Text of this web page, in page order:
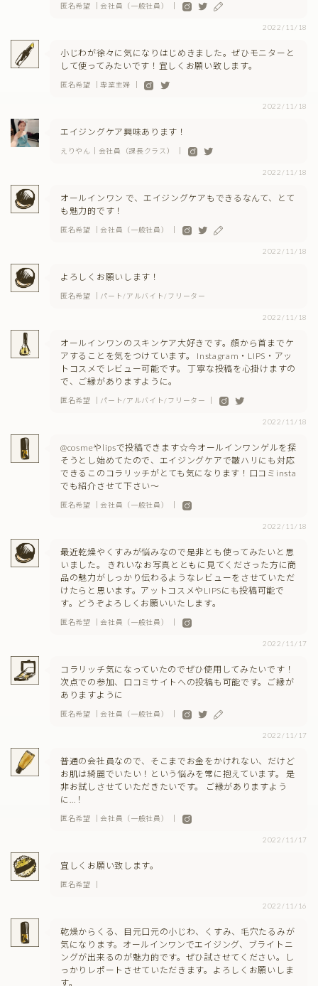
匿名希望 ｜会社員（一般社員） ｜
2022/11/18
小じわが徐々に気になりはじめきました。ぜひモニターと
して使ってみたいです！宜しくお願い致します。
匿名希望 ｜専業主婦 ｜
2022/11/18
エイジングケア興味あります！
えりやん｜会社員（課長クラス） ｜
2022/11/18
オールインワン で、エイジングケアもできるなんて、とて
も魅力的です！
匿名希望 ｜会社員（一般社員） ｜
2022/11/18
よろしくお願いします！
匿名希望 ｜パート/アルバイト/フリーター
2022/11/18
オールインワンのスキンケア大好きです。顔から首までケ
アすることを気をつけています。 Instagram・LIPS・アッ
トコスメでレビュー可能です。 丁寧な投稿を心掛けますの
で、ご縁がありますように。
匿名希望 ｜パート/アルバイト/フリーター ｜
2022/11/18
@cosmeやlipsで投稿できます☆今オールインワンゲルを探
そうとし始めてたので、エイジングケアで皺ハリにも対応
できるこのコラリッチがとても気になります！口コミinsta
でも紹介させて下さい〜
匿名希望 ｜会社員（一般社員） ｜
2022/11/18
最近乾燥やくすみが悩みなので是非とも使ってみたいと思
いました。 きれいなお写真とともに見てくださった方に商
品の魅力がしっかり伝わるようなレビューをさせていただ
けたらと思います。アットコスメやLIPSにも投稿可能で
す。どうぞよろしくお願いいたします。
匿名希望 ｜会社員（一般社員） ｜
2022/11/17
コラリッチ気になっていたのでぜひ使用してみたいです！
次点での参加、口コミサイトへの投稿も可能です。ご縁が
ありますように
匿名希望 ｜会社員（一般社員） ｜
2022/11/17
普通の会社員なので、そこまでお金をかけれない、だけど
お肌は綺麗でいたい！という悩みを常に抱えています。 是
非お試しさせていただきたいです。 ご縁がありますよう
に…！
匿名希望 ｜会社員（一般社員） ｜
2022/11/17
宜しくお願い致します。
匿名希望 ｜
2022/11/16
乾燥からくる、目元口元の小じわ、くすみ、毛穴たるみが
気になります。オールインワンでエイジング、ブライトニ
ングが出来るのが魅力的です。ぜひ試させてください。し
っかりレポートさせていただきます。よろしくお願いしま
す。